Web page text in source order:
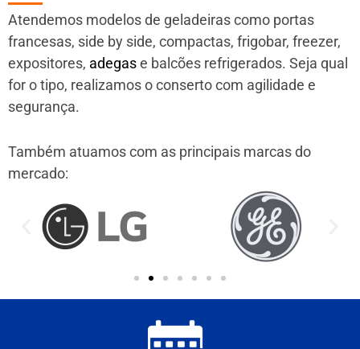
Atendemos modelos de geladeiras como portas
francesas, side by side, compactas, frigobar, freezer,
expositores, adegase balcões refrigerados. Seja qual
for o tipo, realizamos o conserto com agilidade e
segurança.
Também atuamos com as principais marcas do
mercado: